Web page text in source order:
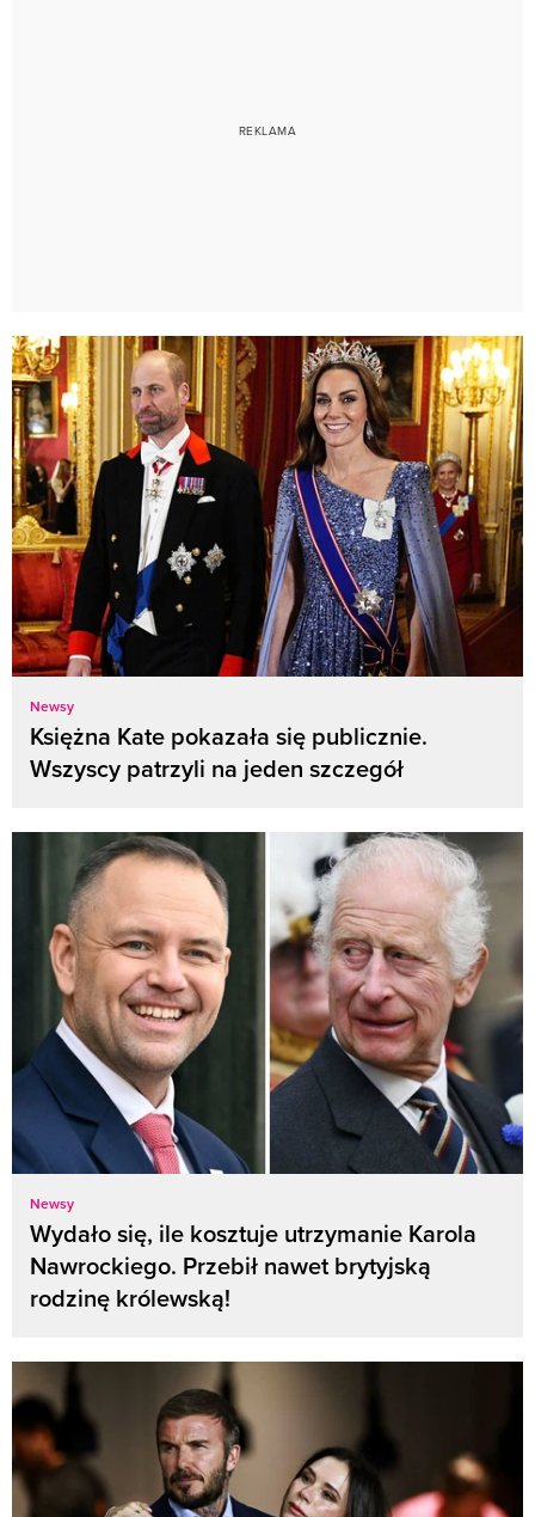
Newsy
Księżna Kate pokazała się publicznie.
Wszyscy patrzyli na jeden szczegół
Newsy
Wydało się, ile kosztuje utrzymanie Karola
Nawrockiego. Przebił nawet brytyjską
rodzinę królewską!